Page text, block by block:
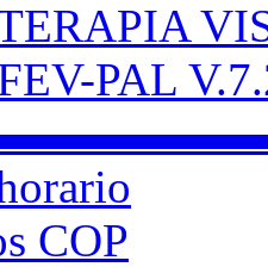
PAL
COP